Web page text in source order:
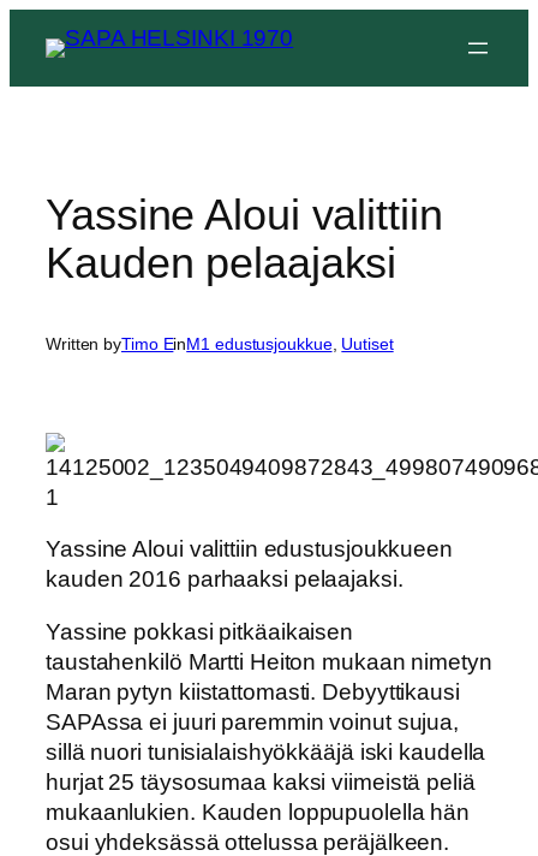
sisältöön
Yassine Aloui valittiin
Kauden pelaajaksi
Written byTimo EinM1 edustusjoukkue, Uutiset
Yassine Aloui valittiin edustusjoukkueen
kauden 2016 parhaaksi pelaajaksi.
Yassine pokkasi pitkäaikaisen
taustahenkilö Martti Heiton mukaan nimetyn
Maran pytyn kiistattomasti. Debyyttikausi
SAPAssa ei juuri paremmin voinut sujua,
sillä nuori tunisialaishyökkääjä iski kaudella
hurjat 25 täysosumaa kaksi viimeistä peliä
mukaanlukien. Kauden loppupuolella hän
osui yhdeksässä ottelussa peräjälkeen.